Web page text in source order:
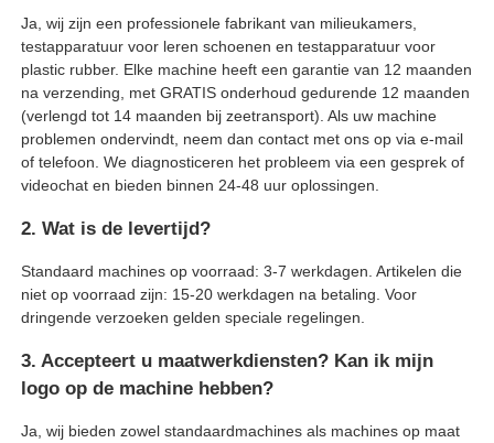
Ja, wij zijn een professionele fabrikant van milieukamers,
testapparatuur voor leren schoenen en testapparatuur voor
plastic rubber. Elke machine heeft een garantie van 12 maanden
na verzending, met GRATIS onderhoud gedurende 12 maanden
(verlengd tot 14 maanden bij zeetransport). Als uw machine
problemen ondervindt, neem dan contact met ons op via e-mail
of telefoon. We diagnosticeren het probleem via een gesprek of
videochat en bieden binnen 24-48 uur oplossingen.
2. Wat is de levertijd?
Standaard machines op voorraad: 3-7 werkdagen. Artikelen die
niet op voorraad zijn: 15-20 werkdagen na betaling. Voor
dringende verzoeken gelden speciale regelingen.
3. Accepteert u maatwerkdiensten? Kan ik mijn
logo op de machine hebben?
Ja, wij bieden zowel standaardmachines als machines op maat